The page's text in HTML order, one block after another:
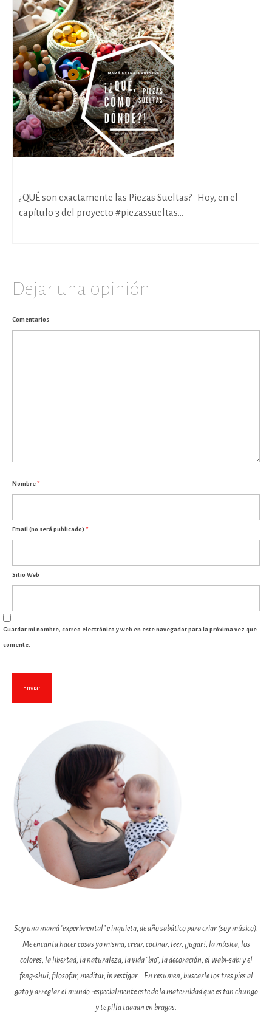
¿QUÉ son exactamente las Piezas Sueltas? Hoy, en el
capítulo 3 del proyecto #piezassueltas...
Dejar una opinión
Comentarios
Nombre*
Email (no será publicado) *
Sitio Web
Guardar mi nombre, correo electrónico y web en este navegador para la próxima vez que
comente.
Soy una mamá "experimental" e inquieta, de año sabático para criar (soy músico).
Me encanta hacer cosas yo misma, crear, cocinar, leer, ¡jugar!, la música, los
colores, la libertad, la naturaleza, la vida "bio", la decoración, el wabi-sabi y el
feng-shui, filosofar, meditar, investigar... En resumen, buscarle los tres pies al
gato y arreglar el mundo -especialmente este de la maternidad que es tan chungo
y te pilla taaaan en bragas.